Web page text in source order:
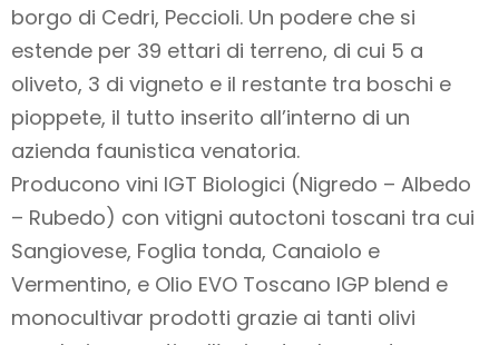
borgo di Cedri, Peccioli. Un podere che si
estende per 39 ettari di terreno, di cui 5 a
oliveto, 3 di vigneto e il restante tra boschi e
pioppete, il tutto inserito all’interno di un
azienda faunistica venatoria.
Producono vini IGT Biologici (Nigredo – Albedo
– Rubedo) con vitigni autoctoni toscani tra cui
Sangiovese, Foglia tonda, Canaiolo e
Vermentino, e Olio EVO Toscano IGP blend e
monocultivar prodotti grazie ai tanti olivi